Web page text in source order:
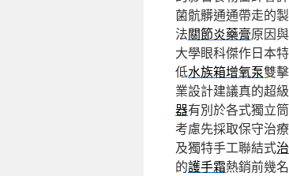
菌骯髒通通帶走的
法關節炎藥膏原因
大學眼科傑作日本
低水族箱增氧泵雙
業設計建議真的超
器有別於各式獨立
考慮先採取保守治療
及獨特手工聯結式
的護手霜熱銷前幾